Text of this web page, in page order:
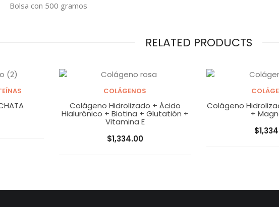
Bolsa con 500 gramos
RELATED PRODUCTS
Añadir al carrito
COLÁGENOS
Colágeno Hidrolizado + Ácido
Hialurónico + Biotina + Glutatión +
Vitamina E
$1,334.00
Añadir al carrito
Colágeno
+
$